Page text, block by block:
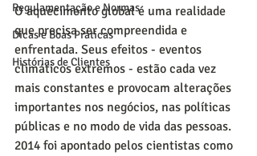
Regulamentação e Normas
Dicas e Boas Práticas
Histórias de Clientes
O aquecimento global é uma realidade
que precisa ser compreendida e
enfrentada. Seus efeitos - eventos
climáticos extremos - estão cada vez
mais constantes e provocam alterações
importantes nos negócios, nas políticas
públicas e no modo de vida das pessoas.
2014 foi apontado pelos cientistas como